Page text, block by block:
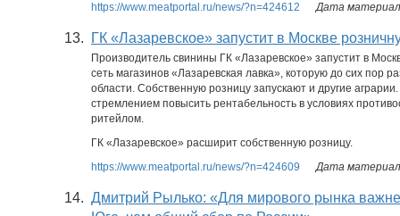
https://www.meatportal.ru/news/?n=424612
Дата
13. ГК «Лазаревское» запустит в Москве
Производитель свинины ГК «Лазаревское» запустит в
сеть магазинов «Лазаревская лавка», которую до сих пор
области. Собственную розницу запускают и другие
стремлением повысить рентабельность в условиях
ритейлом.
ГК «Лазаревское» расширит собственную розницу.
https://www.meatportal.ru/news/?n=424609
Дата
14. Дмитрий Рылько: «Для мирового рынка